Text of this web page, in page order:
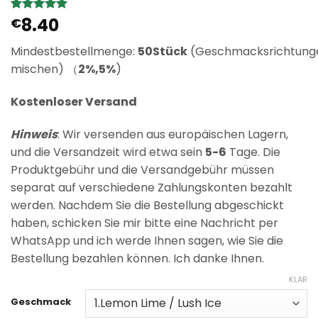
Bewertet
mit5von
auf
2
Kundenbewertungen
€8.40
Mindestbestellmenge: 50Stück
mischen) （2%,5%)
Kostenloser Versand
Hinweis: Wir versenden aus europäischen Lagern,
und die Versandzeit wird etwa sein 5-6 Tage. Die
Produktgebühr und die Versandgebühr müssen
separat auf verschiedene Zahlungskonten bezahlt
werden. Nachdem Sie die Bestellung abgeschickt
haben, schicken Sie mir bitte eine Nachricht per
WhatsApp und ich werde Ihnen sagen, wie Sie die
Bestellung bezahlen können. Ich danke Ihnen.
Geschmack
KLAR